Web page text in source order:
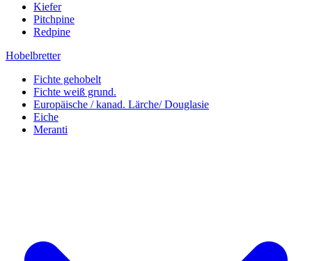
Kiefer
Pitchpine
Redpine
Hobelbretter
Fichte gehobelt
Fichte weiß grund.
Europäische / kanad. Lärche/ Douglasie
Eiche
Meranti